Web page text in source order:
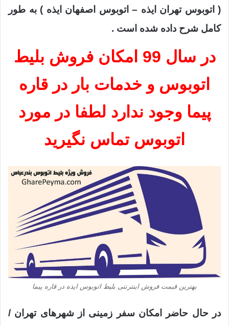
( اتوبوس تهران ایذه – اتوبوس اصفهان ایذه ) به طور
کامل شرح داده شده است .
در سال 99 امکان فروش بلیط
اتوبوس و خدمات بار در قاره
پیما وجود ندارد لطفا در مورد
اتوبوس تماس نگیرید
بهترین قیمت فروش اینترنتی بلیط اتوبوس ایذه در قاره پیما
در حال حاضر امکان سفر زمینی از شهرهای تهران /